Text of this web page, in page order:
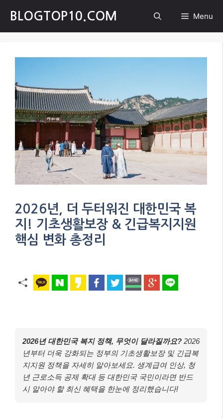
content
BLOGTOP10.COM Menu
2026년, 더 두터워진 대한민국 복
지! 기초생활보장 & 긴급복지지원
핵심 변화 총정리
2026년 대한민국 복지 정책, 무엇이 달라질까요? 2026
년부터 더욱 강화되는 정부의 기초생활보장 및 긴급복
지지원 정책을 자세히 알아보세요. 생계급여 인상, 청
년 근로소득 공제 확대 등 대한민국 국민이라면 반드
시 알아야 할 최신 혜택을 한눈에 정리했습니다!